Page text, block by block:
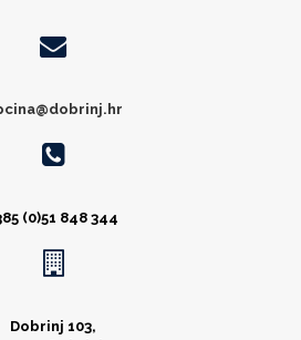
(0)51 848 344
Dobrinj 103,